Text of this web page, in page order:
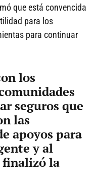
que está convencida
para los
para continuar
los
seguros que
las
apoyos para
y al
finalizó la